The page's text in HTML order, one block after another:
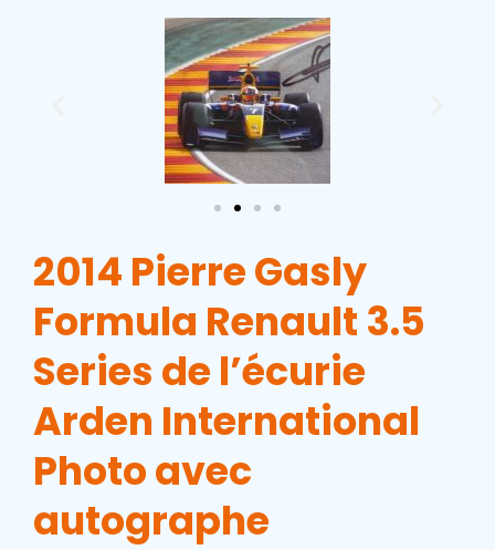
2014 Pierre Gasly
Formula Renault 3.5
Series de l’écurie
Arden International
Photo avec
autographe